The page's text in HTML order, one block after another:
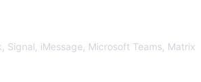
Signal, iMessage, Microsoft Teams, Matrix